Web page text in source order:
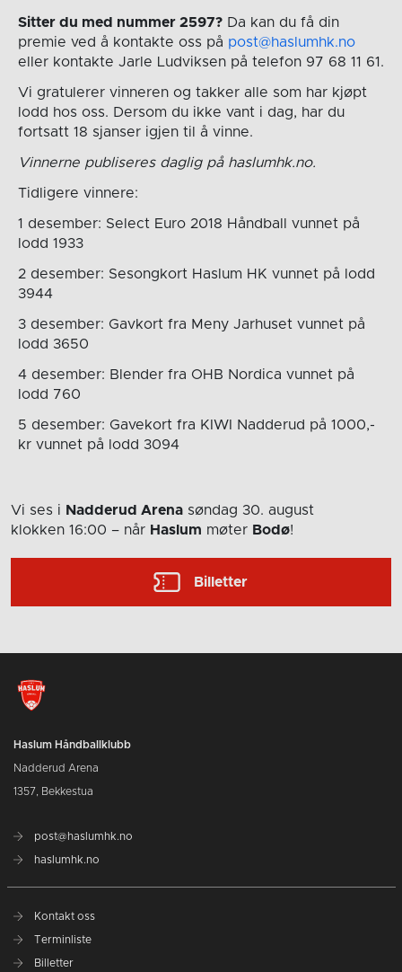
Sitter du med nummer 2597?Da kan du få din
premie ved å kontakte oss på post@haslumhk.no
eller kontakte Jarle Ludviksen på telefon 97 68 11 61.
Vi gratulerer vinneren og takker alle som har kjøpt
lodd hos oss. Dersom du ikke vant i dag, har du
fortsatt 18 sjanser igjen til å vinne.
Vinnerne publiseres daglig på haslumhk.no.
Tidligere vinnere:
1 desember: Select Euro 2018 Håndball vunnet på
lodd 1933
2 desember: Sesongkort Haslum HK vunnet på lodd
3944
3 desember: Gavkort fra Meny Jarhuset vunnet på
lodd 3650
4 desember: Blender fra OHB Nordica vunnet på
lodd 760
5 desember: Gavekort fra KIWI Nadderud på 1000,-
kr vunnet på lodd 3094
Vi ses i Nadderud Arena søndag 30. august
klokken 16:00 – når Haslum møter Bodø!
Billetter
Haslum Håndballklubb
Nadderud Arena
1357, Bekkestua
post@haslumhk.no
haslumhk.no
Kontakt oss
Terminliste
Billetter